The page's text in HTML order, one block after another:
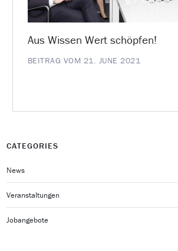
Aus Wissen Wert schöpfen!
BEITRAG VOM 21. JUNE 2021
CATEGORIES
News
Veranstaltungen
Jobangebote